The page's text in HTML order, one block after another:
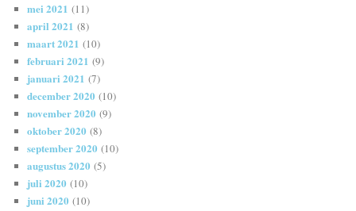
mei 2021 (11)
april 2021 (8)
maart 2021 (10)
februari 2021 (9)
januari 2021 (7)
december 2020 (10)
november 2020 (9)
oktober 2020 (8)
september 2020 (10)
augustus 2020 (5)
juli 2020 (10)
juni 2020 (10)